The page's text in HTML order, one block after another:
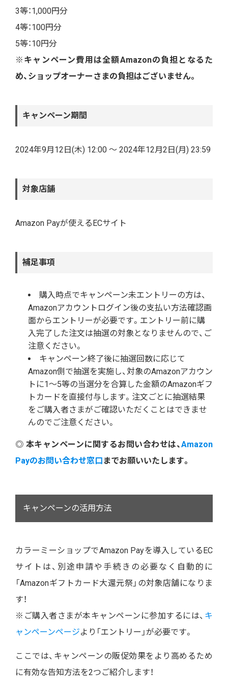
3等：1,000円分
4等：100円分
5等：10円分
※キャンペーン費用は全額Amazonの負担となるた
め、ショップオーナーさまの負担はございません。
キャンペーン期間
2024年9月12日(木) 12:00 ～ 2024年12月2日(月) 23:59
対象店舗
Amazon Payが使えるECサイト
補足事項
購入時点でキャンペーン未エントリーの方は、
Amazonアカウントログイン後の支払い方法確認画
面からエントリーが必要です。エントリー前に購
入完了した注文は抽選の対象となりませんので、ご
注意ください。
キャンペーン終了後に抽選回数に応じて
Amazon側で抽選を実施し、対象のAmazonアカウン
トに1～5等の当選分を合算した金額のAmazonギフ
トカードを直接付与します。注文ごとに抽選結果
をご購入者さまがご確認いただくことはできませ
んのでご注意ください。
◎ 本キャンペーンに関するお問い合わせは、Amazon
Payのお問い合わせ窓口 までお願いいたします。
キャンペーンの活用方法
カラーミーショップでAmazon Payを導入しているEC
サイトは、別途申請や手続きの必要なく自動的に
「Amazonギフトカード大還元祭」の対象店舗になりま
す！
※ご購入者さまが本キャンペーンに参加するには、 キ
ャンペーンページより「エントリー」が必要です。
ここでは、キャンペーンの販促効果をより高めるため
に有効な告知方法を2つご紹介します！